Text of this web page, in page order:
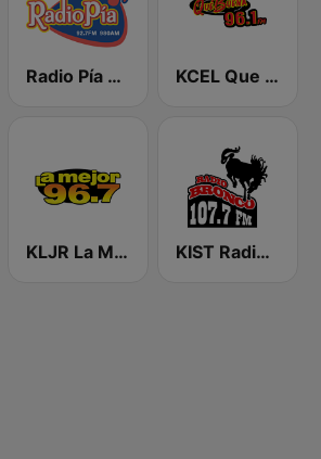
Radio Pía 92.7 FM KCEL Que Buena 96.1 FM
KLJR La Mejor 96.7 FM KIST Radio Bronco 107.7 FM